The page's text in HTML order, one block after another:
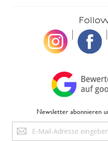
Newsletter abonnieren
Anmeldung
zum